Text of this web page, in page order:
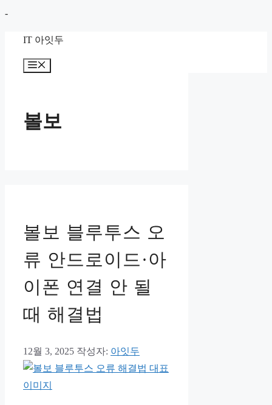
-컨
IT 아잇두
뉴
볼보
볼보 블루투스 오
류 안드로이드·아
이폰 연결 안 될
때 해결법
12월 3, 2025 작성자: 아잇두